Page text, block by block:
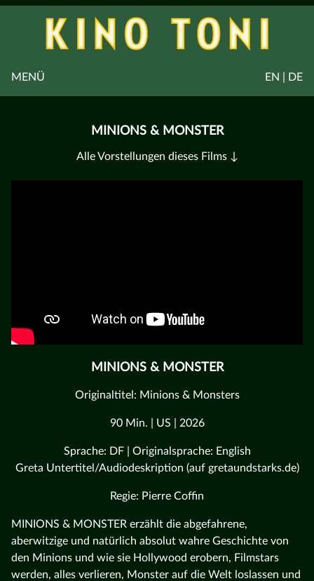
EN | DE
MENÜ
MINIONS & MONSTER
Alle Vorstellungen dieses Films ↓
MINIONS & MONSTER
Originaltitel: Minions & Monsters
90 Min. | US | 2026
Sprache: DF | Originalsprache: English
Greta Untertitel/Audiodeskription (auf gretaundstarks.de)
Regie: Pierre Coffin
MINIONS & MONSTER erzählt die abgefahrene,
aberwitzige und natürlich absolut wahre Geschichte von
den Minions und wie sie Hollywood erobern, Filmstars
werden, alles verlieren, Monster auf die Welt loslassen und